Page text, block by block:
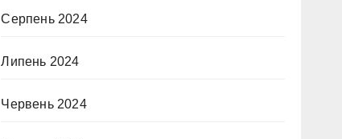
Серпень 2024
Липень 2024
Червень 2024